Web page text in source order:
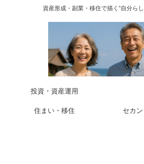
資産形成・副業・移住で描く“自分ら
投資・資産運用
住まい・移住 セカ